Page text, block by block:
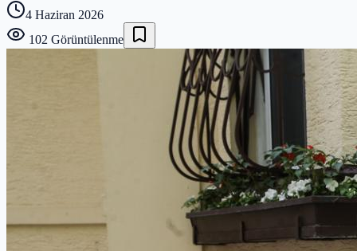
4 Haziran 2026
102 Görüntülenme